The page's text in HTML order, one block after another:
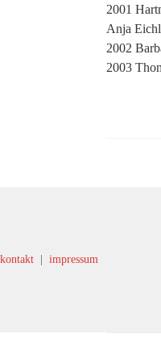
2001
Anja
2002
2003
kontakt impressum